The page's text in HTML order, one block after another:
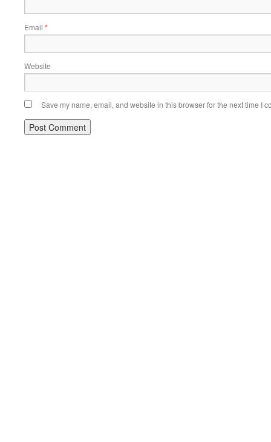
Email *
Website
Save my name, email, and website in this browser for the next time I